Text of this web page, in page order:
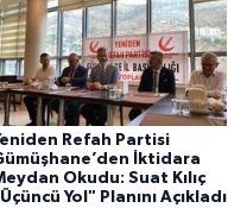
Refah Partisi
İktidara
Okudu: Suat Kılıç
Yol" Planını Açıkladı